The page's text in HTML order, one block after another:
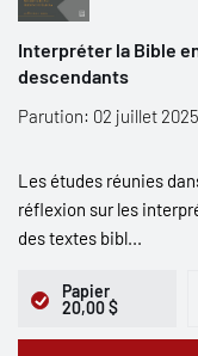
Interpréter la Bible
descendants
Parution: 02 juillet 2025
Les études réunies
réflexion sur les
des textes bibl...
Papier
20,00 $